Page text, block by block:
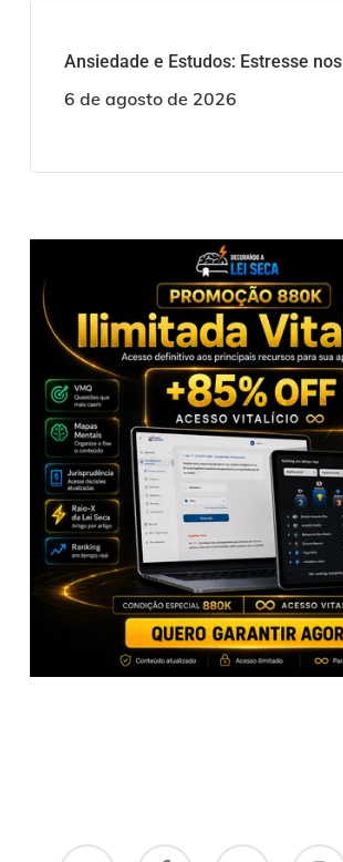
Ansiedade e Estudos: Estresse
6 de agosto de 2026
x- facebook youtube